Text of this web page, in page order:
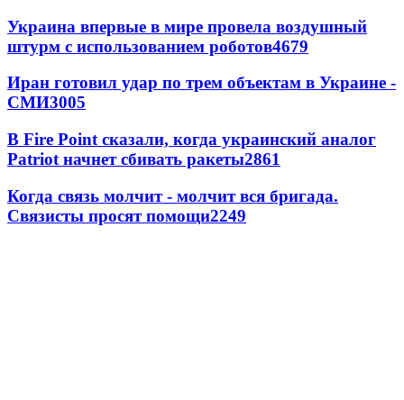
Украина впервые в мире провела воздушный
штурм с использованием роботов4679
Иран готовил удар по трем объектам в Украине -
СМИ3005
В Fire Point сказали, когда украинский аналог
Patriot начнет сбивать ракеты2861
Когда связь молчит - молчит вся бригада.
Связисты просят помощи2249